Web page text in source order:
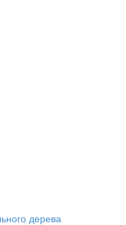
дерева